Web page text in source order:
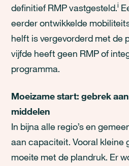
definitief RMP vastgesteld.i
eerder ontwikkelde
helft is vergevorderd met de
vijfde heeft geen RMP of
programma.
Moeizame start: gebrek
middelen
In bijna alle regio’s en
aan capaciteit. Vooral kleine
moeite met de plandruk. Er